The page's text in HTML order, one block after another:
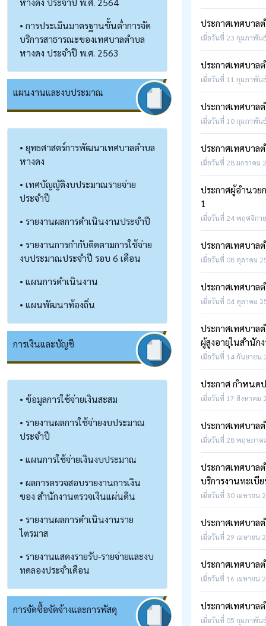
• การประเมินมาตรฐานขั้นต่ำการจัด
บริการสาธารณะของเทศบาลตำบล
หางดง ประจำปี พ.ศ. 2563
แผนงานและงบประมาณ
• ยุทธศาสตร์การพัฒนาเทศบาลตำบล
หางดง
• เทศบัญญัติงบประมาณรายจ่าย
ประจำปี
• รายงานผลการดำเนินงานประจำปี
• รายงานการกำกับติดตามการใช้จ่าย
งบประมาณประจำปี รอบ 6 เดือน
• แผนการดำเนินงาน
• แผนพัฒนาท้องถิ่น
การเงินและบัญชี
• ข้อมูลการใช้จ่ายเงินสะสม
• รายงานผลการใช้จ่ายงบประมาณ
ประจำปี
• แผนการใช้จ่ายเงินงบประมาณ
• ผลการตรวจสอบรายงานการเงิน
ของ สำนักงานตรวจเงินแผ่นดิน
• รายงานผลการดำเนินงานราย
ไตรมาส
• รายงานแสดงรายรับ-รายจ่ายและงบ
ทดลองประจำเดือน
การจัดซื้อจัดจ้างและการพัสดุ
ประกาศเทศบาล
เมื่อวันที่ 23 กุมภาพัน
ประกาศเทศบาล
เมื่อวันที่ 11 กุมภาพัน
ประกาศเทศบาล
เมื่อวันที่ 10 กุมภาพัน
ประกาศเทศบาล
เมื่อวันที่ 28 มกราคม
ประกาศผู้อำนวย
1
เมื่อวันที่ 24 พฤศจิกา
ประกาศเทศบาล
เมื่อวันที่ 08 ตุลาคม
ประกาศเทศบาล
เมื่อวันที่ 04 ตุลาคม
ประกาศเทศบาล
ผู้สูงอายุในสำนัก
เมื่อวันที่ 14 กันยายน
ประกาศ กำหนด
เมื่อวันที่ 17 สิงหาคม
ประกาศเทศบาล
เมื่อวันที่ 28 พฤษภาค
ประกาศเทศบาล
บริการงานทะเบี
เมื่อวันที่ 30 เมษายน
ประกาศเทศบาล
เมื่อวันที่ 29 เมษายน
ประกาศเทศบาล
เมื่อวันที่ 16 เมษายน
ประกาศเทศบาล
เมื่อวันที่ 05 กุมภาพัน